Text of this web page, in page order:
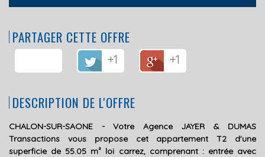
PARTAGER CETTE OFFRE
+1 +1
DESCRIPTION DE L'OFFRE
CHALON-SUR-SAONE - Votre Agence JAYER & DUMAS
Transactions vous propose cet appartement T2 d'une
superficie de 55.05 m² loi carrez, comprenant : entrée avec